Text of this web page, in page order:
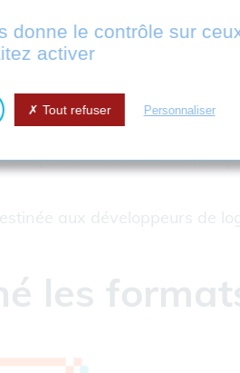
combinaisons sont
peuvent être fixes ou
de travail sont très
façon massive et
aux développeurs de
les
donne le contrôle sur
activer
Tout refuser Personnaliser